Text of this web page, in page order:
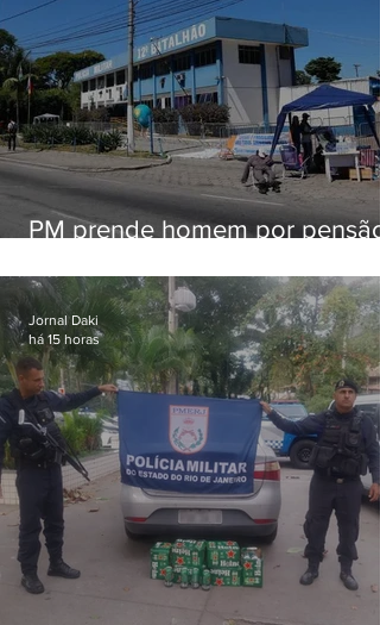
PM prende homem por pensão
Jornal Daki
há 15 horas